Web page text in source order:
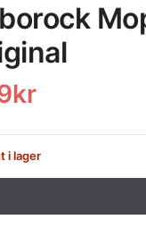
kr
i lager